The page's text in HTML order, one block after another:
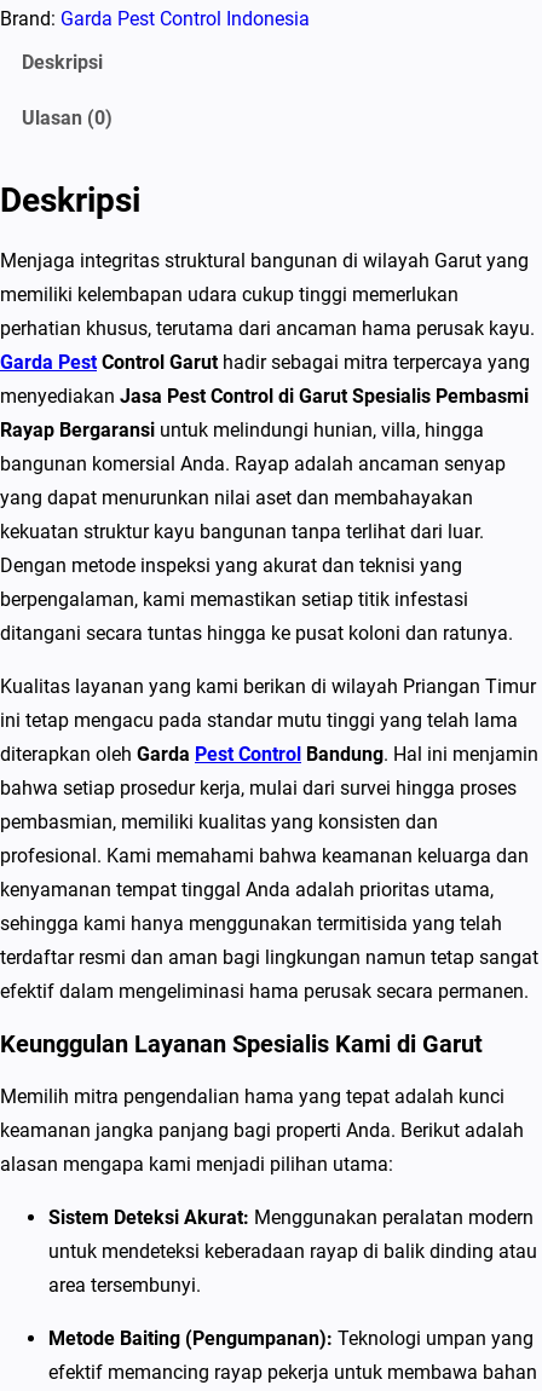
s
P
s
t
C
o
n
t
r
o
l
d
i
G
r
u
t
S
p
e
s
i
a
l
i
P
e
m
Brand: Garda Pest Control Indonesia
Deskripsi
Ulasan (0)
Deskripsi
Menjaga integritas struktural bangunan di wilayah Garut yang
memiliki kelembapan udara cukup tinggi memerlukan
perhatian khusus, terutama dari ancaman hama perusak kayu.
Garda PestControl Garuthadir sebagai mitra terpercaya yang
menyediakan Jasa Pest Control di Garut Spesialis Pembasmi
Rayap Bergaransi untuk melindungi hunian, villa, hingga
bangunan komersial Anda. Rayap adalah ancaman senyap
yang dapat menurunkan nilai aset dan membahayakan
kekuatan struktur kayu bangunan tanpa terlihat dari luar.
Dengan metode inspeksi yang akurat dan teknisi yang
berpengalaman, kami memastikan setiap titik infestasi
ditangani secara tuntas hingga ke pusat koloni dan ratunya.
Kualitas layanan yang kami berikan di wilayah Priangan Timur
ini tetap mengacu pada standar mutu tinggi yang telah lama
diterapkan oleh Garda Pest Control Bandung. Hal ini menjamin
bahwa setiap prosedur kerja, mulai dari survei hingga proses
pembasmian, memiliki kualitas yang konsisten dan
profesional. Kami memahami bahwa keamanan keluarga dan
kenyamanan tempat tinggal Anda adalah prioritas utama,
sehingga kami hanya menggunakan termitisida yang telah
terdaftar resmi dan aman bagi lingkungan namun tetap sangat
efektif dalam mengeliminasi hama perusak secara permanen.
Keunggulan Layanan Spesialis Kami di Garut
Memilih mitra pengendalian hama yang tepat adalah kunci
keamanan jangka panjang bagi properti Anda. Berikut adalah
alasan mengapa kami menjadi pilihan utama:
Sistem Deteksi Akurat: Menggunakan peralatan modern
untuk mendeteksi keberadaan rayap di balik dinding atau
area tersembunyi.
Metode Baiting (Pengumpanan): Teknologi umpan yang
efektif memancing rayap pekerja untuk membawa bahan